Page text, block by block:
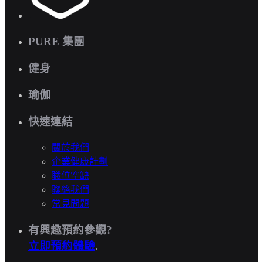
PURE 集團
健身
瑜伽
快速連結
關於我們
企業健康計劃
職位空缺
聯絡我們
常見問題
有興趣預約參觀?
立即預約體驗.